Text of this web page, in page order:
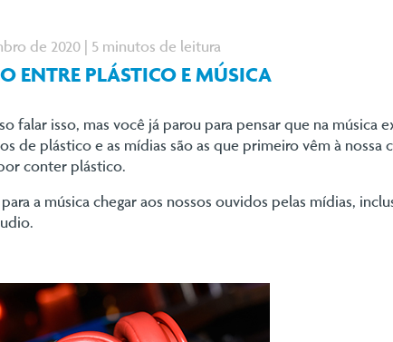
de 2020 | 5 minutos de leitura
ENTRE PLÁSTICO E MÚSICA
falar isso, mas você já parou para pensar que na
de plástico e as mídias são as que primeiro vêm à nossa
conter plástico.
a música chegar aos nossos ouvidos pelas mídias,